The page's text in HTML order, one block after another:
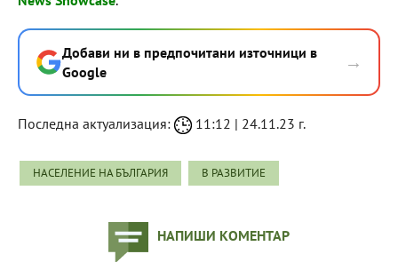
Добави ни в предпочитани източници в
Google
→
Последна актуализация: 11:12 | 24.11.23 г.
НАСЕЛЕНИЕ НА БЪЛГАРИЯ В РАЗВИТИЕ
НАПИШИ КОМЕНТАР